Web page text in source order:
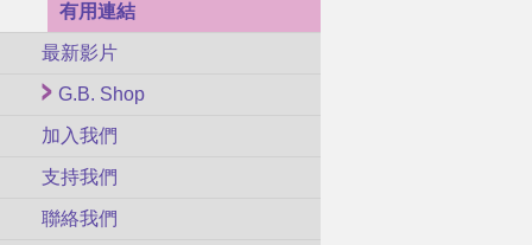
有用連結
最新影片
G.B. Shop
加入我們
支持我們
聯絡我們